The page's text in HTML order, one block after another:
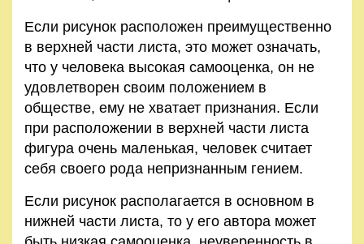
Если рисунок расположен преимущественно
в верхней части листа, это может означать,
что у человека высокая самооценка, он не
удовлетворен своим положением в
обществе, ему не хватает признания. Если
при расположении в верхней части листа
фигура очень маленькая, человек считает
себя своего рода непризнанным гением.
Если рисунок располагается в основном в
нижней части листа, то у его автора может